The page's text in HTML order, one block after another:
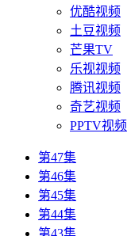
优酷视频
土豆视频
芒果TV
乐视视频
腾讯视频
奇艺视频
PPTV视频
第47集
第46集
第45集
第44集
第43集